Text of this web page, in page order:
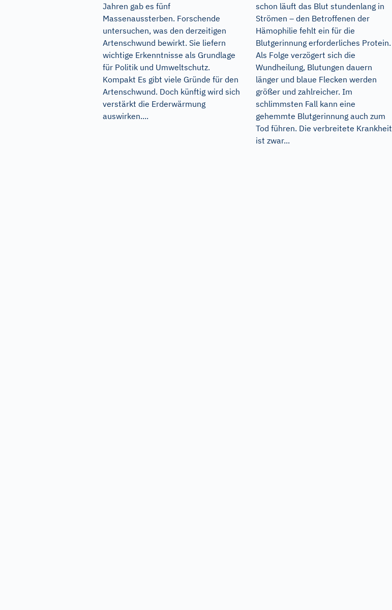
Jahren gab es fünf
Massenaussterben. Forschende
untersuchen, was den derzeitigen
Artenschwund bewirkt. Sie liefern
wichtige Erkenntnisse als Grundlage
für Politik und Umweltschutz.
Kompakt Es gibt viele Gründe für den
Artenschwund. Doch künftig wird sich
verstärkt die Erderwärmung
auswirken....
schon läuft das Blut stundenlang in
Strömen – den Betroffenen der
Hämophilie fehlt ein für die
Blutgerinnung erforderliches Protein.
Als Folge verzögert sich die
Wundheilung, Blutungen dauern
länger und blaue Flecken werden
größer und zahlreicher. Im
schlimmsten Fall kann eine
gehemmte Blutgerinnung auch zum
Tod führen. Die verbreitete Krankheit
ist zwar...